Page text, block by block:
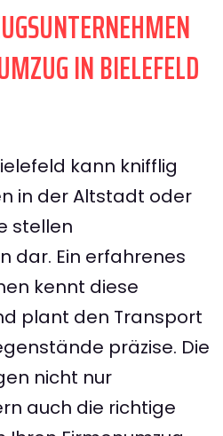
IN BIELEFELD
kann knifflig
in der Altstadt oder
stellen
dar. Ein erfahrenes
kennt diese
plant den Transport
präzise. Die
nicht nur
auch die richtige